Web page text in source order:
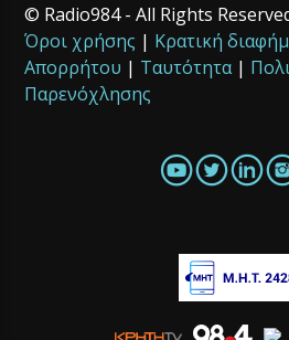
© Radio984 - All Rights
Όροι χρήσης | Κρατική
Απορρήτου | Ταυτότητα|
Παρενόχλησης